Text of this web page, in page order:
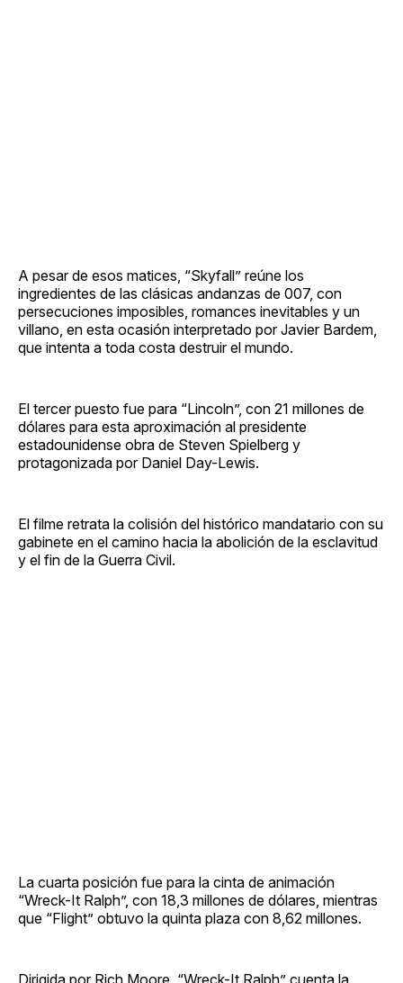
A pesar de esos matices, “Skyfall” reúne los
ingredientes de las clásicas andanzas de 007, con
persecuciones imposibles, romances inevitables y un
villano, en esta ocasión interpretado por Javier Bardem,
que intenta a toda costa destruir el mundo.
El tercer puesto fue para “Lincoln”, con 21 millones de
dólares para esta aproximación al presidente
estadounidense obra de Steven Spielberg y
protagonizada por Daniel Day-Lewis.
El filme retrata la colisión del histórico mandatario con su
gabinete en el camino hacia la abolición de la esclavitud
y el fin de la Guerra Civil.
La cuarta posición fue para la cinta de animación
“Wreck-It Ralph”, con 18,3 millones de dólares, mientras
que “Flight” obtuvo la quinta plaza con 8,62 millones.